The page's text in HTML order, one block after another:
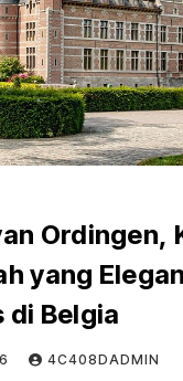
Ordingen,
yang
di Belgia
4C408DADMIN